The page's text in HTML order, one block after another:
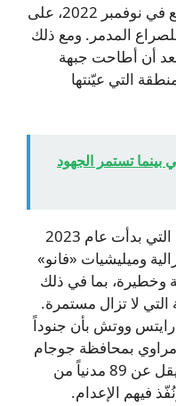
ساعد اتفاق سلام بريتوريا، الموقع في نوفمبر 2022، على
المدمر. ومع ذلك
أن أطاحت جبهة
التي عيّنتها
تستمر الجهود
على نحو مماثل، أدت المواجهات التي بدأت عام 2023
وميليشيات «فانو»
وخطيرة، بما في ذلك
لا تزال مستمرة.
ووتش بأن جنوداً
بمحافظة جوجام
في يناير 2024، حيث أُخرج ما لا يقل عن 89 مدنياً من
فيهم الإعدام.